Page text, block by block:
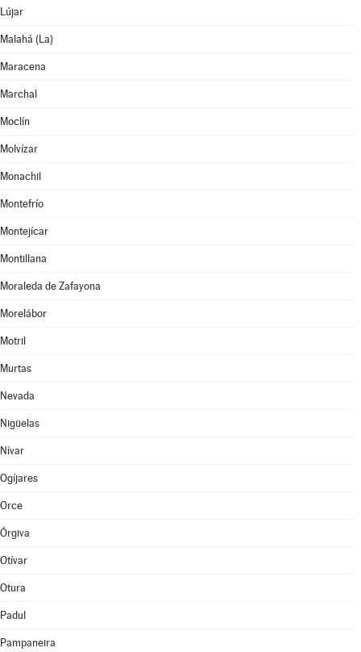
Lújar
Malahá (La)
Maracena
Marchal
Moclín
Molvízar
Monachil
Montefrío
Montejícar
Montillana
Moraleda de Zafayona
Morelábor
Motril
Murtas
Nevada
Nigüelas
Nívar
Ogíjares
Orce
Órgiva
Otívar
Otura
Padul
Pampaneira